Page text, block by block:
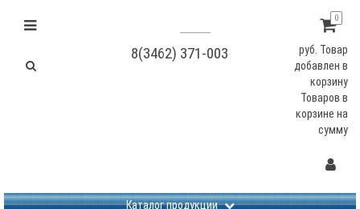
8(3462) 371-003
0
руб. Товар
добавлен в
корзину
Товаров в
корзине на
сумму
Не заданы изображения Каталог продукции